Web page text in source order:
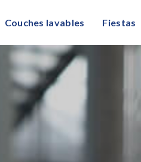
Couches lavables Fiestas